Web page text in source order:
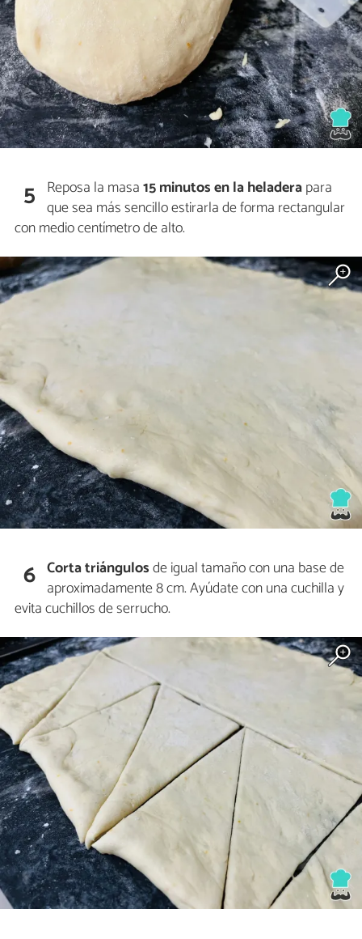
5 Reposa la masa15 minutos en la heladerapara
que sea más sencillo estirarla de forma rectangular
con medio centímetro de alto.
6 Corta triángulosde igual tamaño con una base de
aproximadamente 8 cm. Ayúdate con una cuchilla y
evita cuchillos de serrucho.